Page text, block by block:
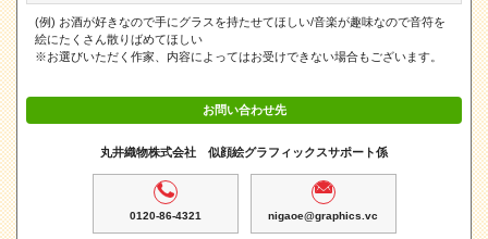
(例) お酒が好きなので手にグラスを持たせてほしい/音楽が趣味なので音符を
絵にたくさん散りばめてほしい
※お選びいただく作家、内容によってはお受けできない場合もございます。
お問い合わせ先
丸井織物株式会社 似顔絵グラフィックスサポート係
0120-86-4321 nigaoe@graphics.vc